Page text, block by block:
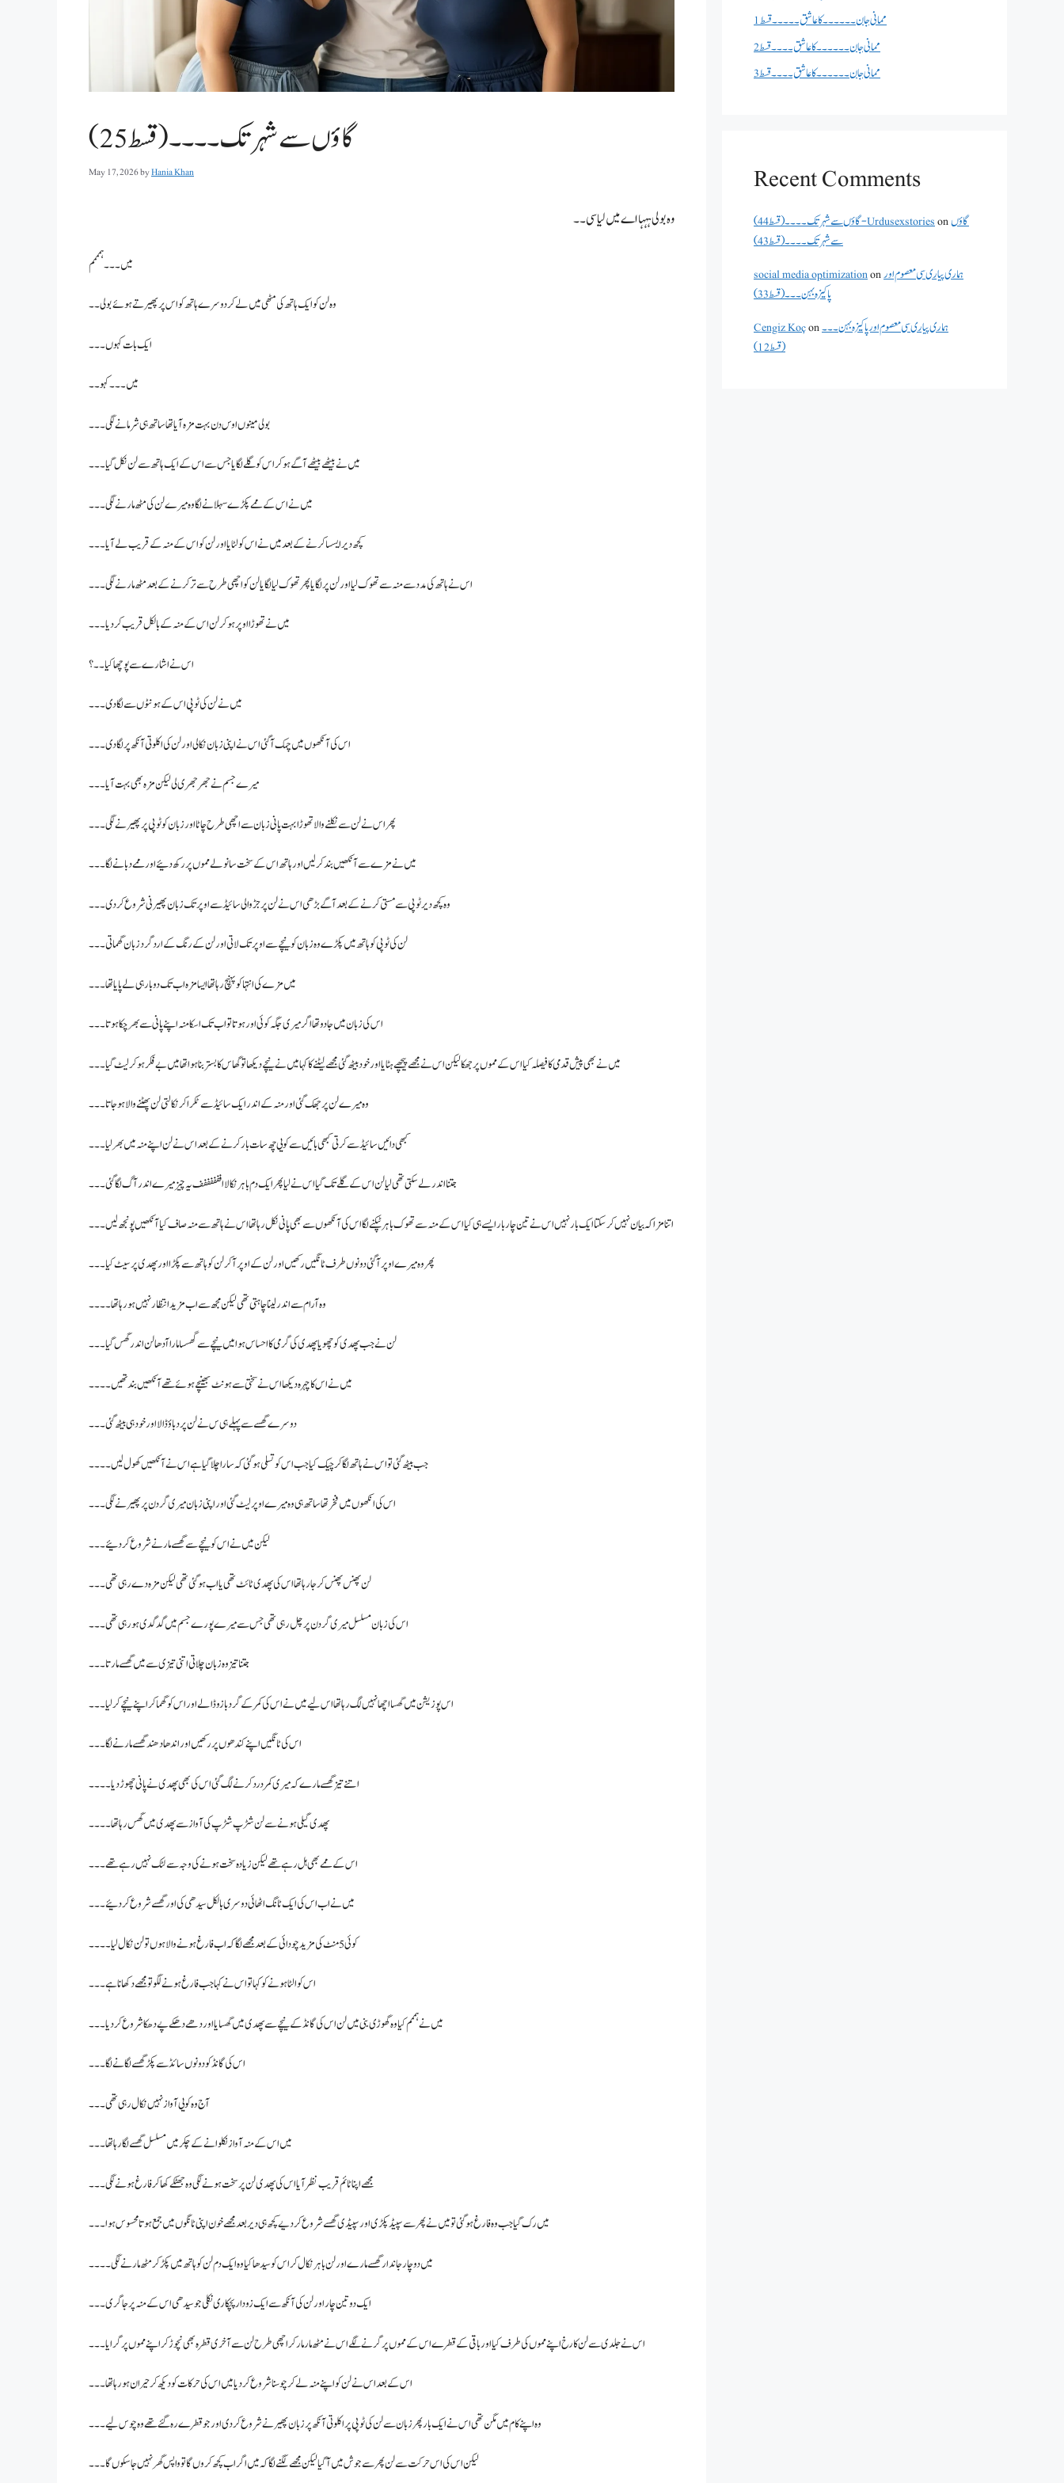
گاؤں سے شہر تک۔۔۔۔(قسط 25)
May 17, 2026byHania Khan
وہ بولی ہہہا اے میں لیا سی۔۔
میں۔۔۔ ہمممم
وہ لن کو ایک ہاتھ کی مٹھی میں لے کر دوسرے ہاتھ کو اس پر پھیرتے ہوئے بولی۔۔
ایک بات کہوں ۔۔۔
میں ۔۔۔ کہو۔۔
بولی مینوں اوس دن بہت مزہ آیا تھا ساتھ ہی شرمانے لگی۔۔۔
میں نے بیٹھے بیٹھے آگے ہو کر اس کو گلے لگایا جس سے اس کے ایک ہاتھ سے لن نکل گیا۔۔۔
میں نے اس کے ممے پکڑے سہلانے لگا وہ میرے لن کی مٹھ مارنے لگی۔۔۔
کچھ دیر ایسسا کرنے کے بعد میں نے اس کو لٹایا اور لن کو اس کے منہ کے قریب لے آیا ۔۔۔
اس نے ہاتھ کی مدد سے منہ سے تھوک لیا اور لن پر لگایا پھر تھوک لیا لگایا لن کو اچھی طرح سے تر کرنے کے بعد مٹھ مارنے لگی ۔۔۔
میں نے تھوڑا اوپر ہو کر لن اس کے منہ کے بالکل قریب کر دیا۔۔۔
اس نے اشارے سے پوچھا کیا۔۔؟
میں نے لن کی ٹوپی اس کے ہونٹوں سے لگادی ۔۔۔
اس کی آنکھوں میں چمک آگئی اس نے اپنی زبان نکالی اور لن کی اکلوتی آنکھ پر لگا دی۔۔۔
میرے جسم نے جھرجھری لی لیکن مزہ بھی بہت آیا۔۔۔
پھر اس نے لن سے نکلنے والا تھوڑا بہت پانی زبان سے اچھی طرح چاٹا اور زبان کو ٹوپی پر پھیرنے لگی۔۔۔
میں نے مزے سے آ نکھیں بند کر لیں اور ہاتھ اس کے سخت سانولے مموں پر رکھ دئیے اور ممے دبانے لگا۔۔۔
وہ کچھ دیر ٹوپی سے مستی کرنے کے بعد آگے بڑھی اس نے لن پر جڑ والی سائیڈ سے اوپر تک زبان پھیرنی شروع کر دی ۔۔۔
لن کی ٹوپی کو ہاتھ میں پکڑے وہ زبان کو نیچے سے اوپر تک لاتی اور لن کے رنگ کے اردگرد زبان گھماتی۔۔۔
میں مزے کی انتہا کو پہنچ رہا تھا ایسا مزہ اب تک دو بار ہی لے پایا تھا۔۔۔
اس کی زبان میں جادو تھا اگر میری جگہ کوئی اور ہوتا تو اب تک اسکا منہ اپنے پانی سے بھر چکا ہوتا۔۔۔
میں نے بھی پیش قدمی کا فیصلہ کیا اس کے مموں پر جھکا لیکن اس نےمجھے پیچھے ہٹایا اور خود بیٹھ گئی مجھے لیٹنے کا کہا میں نے نیچے دیکھا تو گھاس کا بستر بنا ہوا تھا میں بے فکر ہو کر لیٹ گیا۔۔۔
وہ میرے لن پر جھک گئی اور منہ کے اندر ایک سائیڈ سے ٹکرا کر نکالتی لن پھٹنے والا ہو جاتا۔۔۔
کبھی دائیں سائیڈ سے کرتی کبھی بائیں سے کویی چھ سات بار کرنے کے بعد اس نے لن اپنے منہ میں بھر لیا ۔۔۔
جتنا اندر لے سکتی تھی لیا لن اس کے گلے تک گیا اس نے لیا پھر ایک دم باہر نکالا اففففففف یہ چیز میرے اندر آگ لگا گئی۔۔۔
اتنا مزا کہ بیان نہیں کر سکتا ایک بار نہیں اس نے تین چار بار ایسے ہی کیا اس کے منہ سے تھوک باہر ٹپکنے لگا اس کی آنکھوں سے بھی پانی نکل رہا تھا اس نے ہاتھ سے منہ صاف کیا آنکھیں پونجھ لیں۔۔۔
پھر وہ میرے اوپر آ گئی دونوں طرف ٹانگیں رکھیں اور لن کے اوپر آکر لن کو ہاتھ سے پکڑا اور پھدی پر سیٹ کیا۔۔۔
وہ آرام سے اندر لینا چاہتی تھی لیکن مجھ سے اب مزید انتظار نہیں ہو رہا تھا ۔ ۔۔۔
لن نے جب پھدی کو چھویا پھدی کی گرمی کا احساس ہوا میں نیچے سے گھسسا مارا آدھا لن اندر گھس گیا ۔۔۔
میں نے اس کا چہرہ دیکھا اس نے سختی سے ہونٹ بھینچے ہوئے تھے آنکھیں بند تھیں۔۔۔۔
دوسرے گھسے سے پہلے ہی س نے لن پر دباؤ ڈالا اور خود ہی بیٹھ گئی۔۔۔
جب بیٹھ گئی تو اس نے ہاتھ لگا کر چیک کیا جب اس کو تسلی ہو گئی کہ سارا چلا گیا ہے اس نے آنکھیں کھول لیں۔۔۔۔
اس کی انکھوں میں فخر تھا ساتھ ہی وہ میرے اوپر لیٹ گئی اور اپنی زبان میری گردن پر پھیرنے لگی۔۔۔
لیکن میں نے اس کو نیچے سے گھسے مارنے شروع کر دئیے۔۔۔
لن پھنس پھنس کر جارہا تھا اس کی پھدی ٹائٹ تھی یا اب ہو گئی تھی لیکن مزہ دے رہی تھی۔۔۔
اس کی زبان مسلسل میری گردن پر چل رہی تھی جس سے میرے پورے جسم میں گدگدی ہو رہی تھی۔۔۔
جتنا تیز وہ زبان چلاتی اتنی تیزی سے میں گھسے مارتا۔۔۔
اس پوزیشن میں گھسا اچھا نہیں لگ رہا تھا اس لیے میں نے اس کی کمر کے گرد بازو ڈالے اور اس کو گھما کر اپنے نیچے کر لیا ۔۔۔
اس کی ٹانگیں اپنے کندھوں پر رکھیں اور اندھا دھند گھسے مارنے لگا۔۔۔
اتنے تیز گھسے مارے کہ میری کمر درد کرنے لگ گئی اس کی بھی پھدی نے پانی چھوڑ دیا ۔۔۔۔
پھدی گیلی ہونے سے لن شڑپ شڑپ کی آواز سے پھدی میں گھس رہا تھا۔۔۔۔
اس کے ممے بھی ہل رہے تھے لیکن زیادہ سخت ہونے کی وجہ سے لٹک نہیں رہے تھے۔۔۔
میں نے اب اس کی ایک ٹانگ اٹھائی دوسری بالکل سیدھی کی اور گھسے شروع کر دئیے ۔۔۔
کوئی 5 منٹ کی مزید چودائی کے بعد مجھے لگا کہ اب فارغ ہونے والا ہوں تو لن نکال لیا۔۔۔۔
اس کو الٹا ہونے کو کہا تو اس نے کہا جب فارغ ہونے لگو تو مجھے دکھانا ہے ۔۔۔
میں نے ہممم کیا وہ گھوڑی بنی میں لن اس کی گانڈ کے نیچے سے پھدی میں گھسایا اور دھے دھکے پے دھکا شروع کر دیا۔۔۔
اس کی گانڈ کو دونوں سائڈ سے پکڑ گھسے لگانے لگا۔۔۔
آج وہ کویی آواز نہیں نکال رہی تھی۔۔۔
میں اس کے منہ آواز نکلوانےکے چکر میں مسلسل گھسے لگا رہا تھا ۔۔۔
مجھے اپنا ٹائم قریب نظر آیا اس کی پھد ی لن پر سخت ہونے لگی وہ جھٹکے کھا کر فارغ ہونے لگی۔۔۔
میں رک گیا جب وہ فارغ ہو گئی تو میں نے پھر سے سپیڈ پکڑی اور سپیڈی گھسے شروع کر دیے کچھ ہی دیر بعد مجھے خون اپنی ٹانگوں میں جمع ہوتا محسوس ہوا۔۔۔
میں دو چار جاندار گھسے مارے اور لن باہر نکال کر اس کو سیدھا کیا وہ ایک دم لن کو ہاتھ میں پکڑ کر مٹھ مارنے لگی۔۔۔۔
ایک دو تین چار اور لن کی آنکھ سے ایک زودار پچکاری نکلی جو سیدھی اس کے منہ پر جاگری ۔۔۔
اس نے جلدی سے لن کا رخ اپنے مموں کی طرف کیا اور باقی کے قطرے اس کے مموں پر گرنے لگے اس نے مٹھ مار مار کر اچھی طرح لن سے آخری قطرہ بھی نچوڑ کر اپنے مموں پر گرایا۔۔۔
اس کے بعد اس نے لن کو اپنے منہ لے کر چوسنا شروع کر دیا میں اس کی حرکات کو دیکھ کر حیران ہو رہا تھا ۔۔۔
وہ اپنے کام میں مگن تھی اس نے ایک بار پھر زبان سے لن کی ٹوپی پر اکلوتی آنکھ پر زبان پھیرنے شروع کر دی اور جو قطرے رہ گئے تھے وہ چوس لیے۔۔۔
لیکن اس کی اس حرکت سے لن پھر سے جوش میں آگیا لیکن مجھے لگنے لگا کہ میں اگر اب کچھ کروں گا تو واپس گھر نہیں جا سکوں گا۔۔۔
ممانی جان ۔۔۔۔۔۔کا عاشق ۔۔۔۔۔قسط 1
ممانی جان ۔۔۔۔۔۔کا عاشق ۔۔۔۔قسط 2
ممانی جان ۔۔۔۔۔۔کا عاشق ۔۔۔۔قسط 3
Recent Comments
گاؤں سے شہر تک۔۔۔۔(قسط 44) - Urdusexstoriesonگاؤں
سے شہر تک۔۔۔۔(قسط 43)
social media optimizationonہماری پیاری سی معصوم اور
پاکیزہ بہن۔۔۔(قسط33)
Cengiz Koçonہماری پیاری سی معصوم اور پاکیزہ بہن۔۔۔
(قسط12)